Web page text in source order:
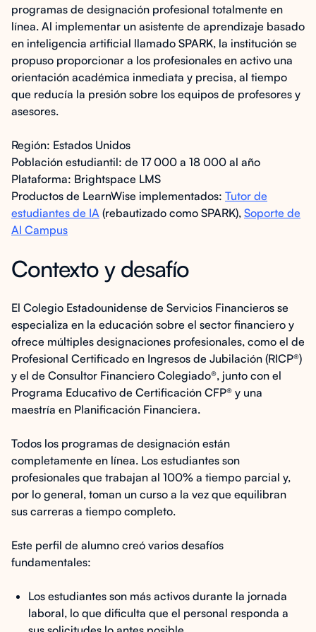
programas de designación profesional totalmente en
línea. Al implementar un asistente de aprendizaje basado
en inteligencia artificial llamado SPARK, la institución se
propuso proporcionar a los profesionales en activo una
orientación académica inmediata y precisa, al tiempo
que reducía la presión sobre los equipos de profesores y
asesores.
Región: Estados Unidos
Población estudiantil: de 17 000 a 18 000 al año
Plataforma: Brightspace LMS
Productos de LearnWise implementados: Tutor de
estudiantes de IA (rebautizado como SPARK), Soporte de
AI Campus
Contexto y desafío
El Colegio Estadounidense de Servicios Financieros se
especializa en la educación sobre el sector financiero y
ofrece múltiples designaciones profesionales, como el de
Profesional Certificado en Ingresos de Jubilación (RICP®)
y el de Consultor Financiero Colegiado®, junto con el
Programa Educativo de Certificación CFP® y una
maestría en Planificación Financiera.
Todos los programas de designación están
completamente en línea. Los estudiantes son
profesionales que trabajan al 100% a tiempo parcial y,
por lo general, toman un curso a la vez que equilibran
sus carreras a tiempo completo.
Este perfil de alumno creó varios desafíos
fundamentales:
Los estudiantes son más activos durante la jornada
laboral, lo que dificulta que el personal responda a